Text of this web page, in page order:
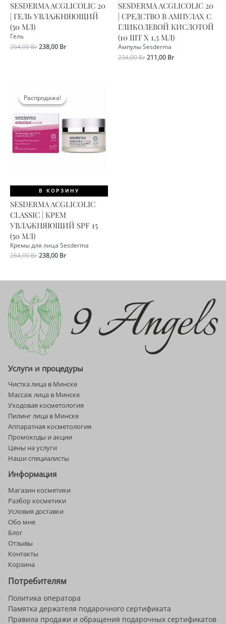
SESDERMA ACGLICOLIC 20
| ГЕЛЬ УВЛАЖНЯЮЩИЙ
(50 МЛ)
Гель
264,00BrПервоначальная
238,00 BrТекущая
SESDERMA ACGLICOLIC 20
| СРЕДСТВО В АМПУЛАХ С
ГЛИКОЛЕВОЙ КИСЛОТОЙ
(10 ШТ Х 1,5 МЛ)
Ампулы Sesderma
234,00BrПервоначальная
211,00 BrТекущая
Распродажа!
Распродажа!
В КОРЗИНУ
SESDERMA ACGLICOLIC
CLASSIC | КРЕМ
УВЛАЖНЯЮЩИЙ SPF 15
(50 МЛ)
Кремы для лица Sesderma
264,00BrПервоначальная
264,00 Br.
238,00 BrТекущая
Услуги и процедуры
Чистка лица в Минске
Массаж лица в Минске
Уходовая косметология
Пилинг лица в Минске
Аппаратная косметология
Промокоды и акции
Цены на услуги
Наши специалисты
Информация
Магазин косметики
Разбор косметики
Условия доставки
Обо мне
Блог
Отзывы
Контакты
Корзина
Потребителям
Политика оператора
Памятка держателя подарочного сертификата
Правила продажи и обращения подарочных сертификатов